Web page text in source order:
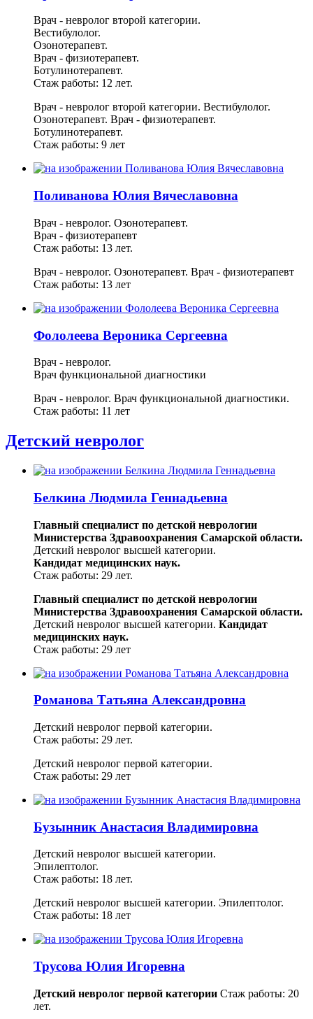
Врач - невролог второй категории.
Вестибулолог.
Озонотерапевт.
Врач - физиотерапевт.
Ботулинотерапевт.
Стаж работы: 12 лет.
Врач - невролог второй категории. Вестибулолог.
Озонотерапевт. Врач - физиотерапевт.
Ботулинотерапевт.
Стаж работы: 9 лет
Поливанова Юлия Вячеславовна
Врач - невролог. Озонотерапевт.
Врач - физиотерапевт
Стаж работы: 13 лет.
Врач - невролог. Озонотерапевт. Врач - физиотерапевт
Стаж работы: 13 лет
Фололеева Вероника Сергеевна
Врач - невролог.
Врач функциональной диагностики
Врач - невролог. Врач функциональной диагностики.
Стаж работы: 11 лет
Детский невролог
Белкина Людмила Геннадьевна
Главный специалист по детской неврологии
Министерства Здравоохранения Самарской области.
Детский невролог высшей категории.
Кандидат медицинских наук.
Стаж работы: 29 лет.
Главный специалист по детской неврологии
Министерства Здравоохранения Самарской области.
Детский невролог высшей категории. Кандидат
медицинских наук.
Стаж работы: 29 лет
Романова Татьяна Александровна
Детский невролог первой категории.
Стаж работы: 29 лет.
Детский невролог первой категории.
Стаж работы: 29 лет
Бузынник Анастасия Владимировна
Детский невролог высшей категории.
Эпилептолог.
Стаж работы: 18 лет.
Детский невролог высшей категории. Эпилептолог.
Стаж работы: 18 лет
Трусова Юлия Игоревна
Детский невролог первой категории Стаж работы: 20
лет.